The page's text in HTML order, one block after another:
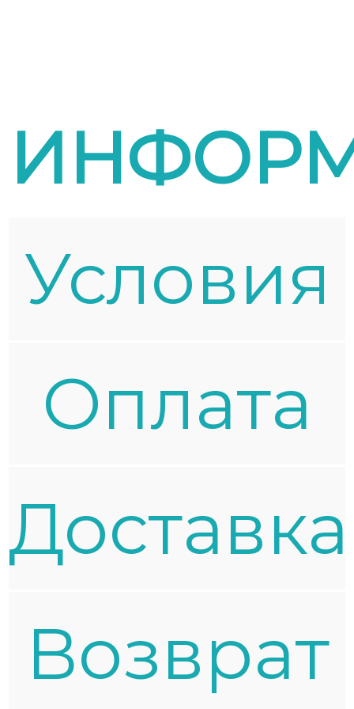
Условия
Oплата
Доставка
Возврат